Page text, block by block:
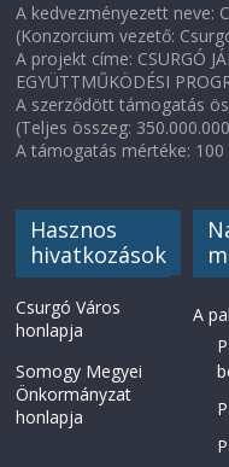
A kedvezményezett neve:
(Konzorcium vezető:
A projekt címe: CSURGÓ
EGYÜTTMŰKÖDÉSI
A szerződött támogatás
(Teljes összeg:
A támogatás mértéke: 100
Hasznos
hivatkozások
Csurgó Város
honlapja
Somogy Megyei
Önkormányzat
honlapja
A